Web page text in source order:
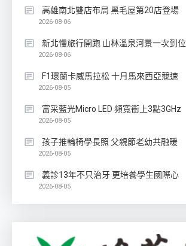
高雄南北雙店布局 黑毛屋第20店登場
2026-08-06
新北慢旅行開跑 山林溫泉河景一次到位
2026-08-06
F1環蘭卡威馬拉松 十月馬來西亞競速
2026-08-05
富采藍光Micro LED 頻寬衝上3點3GHz
2026-08-05
孩子推輪椅學長照 父親節老幼共融暖
2026-08-05
義診13年不只治牙 更培養學生國際心
2026-08-05